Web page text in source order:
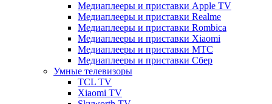
Медиаплееры и приставки Apple TV
Медиаплееры и приставки Realme
Медиаплееры и приставки Rombica
Медиаплееры и приставки Xiaomi
Медиаплееры и приставки МТС
Медиаплееры и приставки Сбер
Умные телевизоры
TCL TV
Xiaomi TV